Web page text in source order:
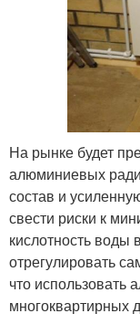
На рынке будет
алюминиевых
состав и
свести риски к
кислотность воды
отрегулировать
что
многоквартирных